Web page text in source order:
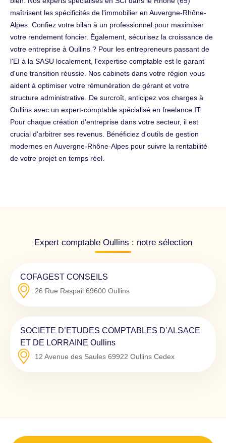
maîtrisent les spécificités de l'immobilier en Auvergne-Rhône-
Alpes. Confiez votre bilan à un professionnel pour maximiser
votre rendement foncier. Également, sécurisez la croissance de
votre entreprise à Oullins ? Pour les entrepreneurs passant de
l'EI à la SASU localement, l'expertise comptable est le garant
d'une transition réussie. Nos cabinets dans votre région vous
aident à optimiser votre rémunération de gérant et votre
structure administrative. De surcroît, anticipez vos charges à
Oullins avec un expert-comptable spécialisé en freelance IT.
Pour chaque création d'entreprise dans votre secteur, il est
crucial d'arbitrer ses revenus. Bénéficiez d'outils de gestion
modernes en Auvergne-Rhône-Alpes pour suivre la rentabilité
de votre projet en temps réel.
Expert comptable Oullins : notre sélection
COFAGEST CONSEILS
26 Rue Raspail 69600 Oullins
SOCIETE D’ETUDES COMPTABLES D’ALSACE
ET DE LORRAINE Oullins
12 Avenue des Saules 69922 Oullins Cedex